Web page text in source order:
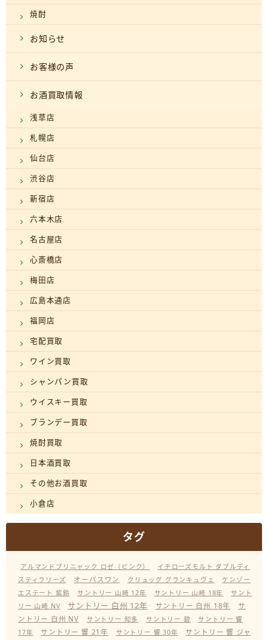
焼酎
お知らせ
お客様の声
お酒買取情報
浅草店
札幌店
仙台店
渋谷店
新宿店
六本木店
名古屋店
心斎橋店
梅田店
広島本通店
福岡店
宅配買取
ワイン買取
シャンパン買取
ウイスキー買取
ブランデー買取
焼酎買取
日本酒買取
その他お酒買取
小倉店
タグ
アルマンドブリニャック ロゼ（ピンク）
イチローズモルト ダブルディ
スティラリーズ
オーパスワン クリュッグ グランキュヴェ
ケンゾー
エステート 紫鈴
サントリー 山崎 12年 サントリー 山崎 18年
サント
リー 山崎 NV
サントリー 白州 12年 サントリー 白州 18年
サ
ントリー 白州 NV
サントリー 知多 サントリー 碧
サントリー 響
17年
サントリー 響 21年 サントリー 響 30年
サントリー 響 ジャ